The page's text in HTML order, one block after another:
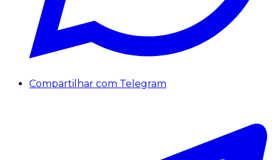
Compartilhar com Telegram